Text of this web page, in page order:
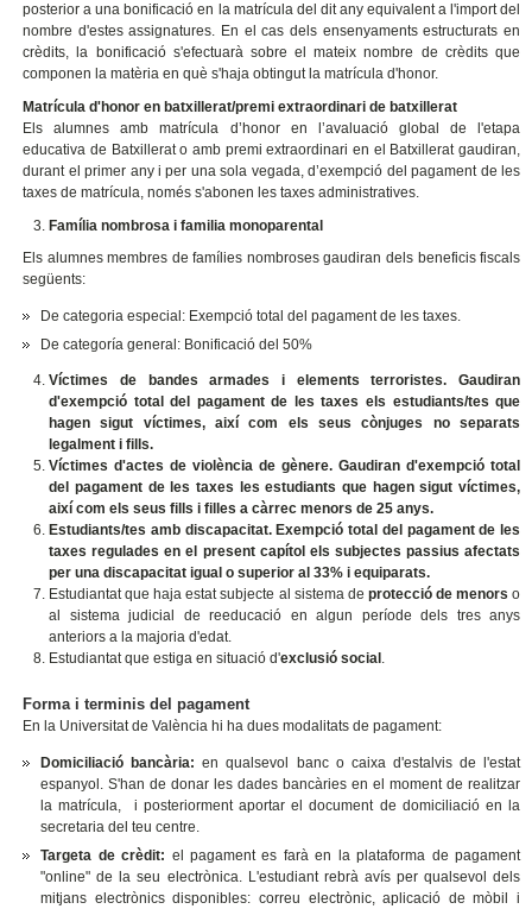
posterior a una bonificació en la matrícula del dit any equivalent a l'import del
nombre d'estes assignatures. En el cas dels ensenyaments estructurats en
crèdits, la bonificació s'efectuarà sobre el mateix nombre de crèdits que
componen la matèria en què s'haja obtingut la matrícula d'honor.
Matrícula d'honor en batxillerat/premi extraordinari de batxillerat
Els alumnes amb matrícula d’honor en l’avaluació global de l'etapa
educativa de Batxillerat o amb premi extraordinari en el Batxillerat gaudiran,
durant el primer any i per una sola vegada, d’exempció del pagament de les
taxes de matrícula, només s'abonen les taxes administratives.
Família nombrosa i familia monoparental
Els alumnes membres de famílies nombroses gaudiran dels beneficis fiscals
següents:
De categoria especial: Exempció total del pagament de les taxes.
De categoría general: Bonificació del 50%
Víctimes de bandes armades i elements terroristes.Gaudiran
d'exempció total del pagament de les taxes els estudiants/tes que
hagen sigut víctimes, així com els seus cònjuges no separats
legalment i fills.
Víctimes d'actes de violència de gènere.Gaudiran d'exempció total
del pagament de les taxes les estudiants que hagen sigut víctimes,
així com els seus fills i filles a càrrec menors de 25 anys.
Estudiants/tes amb discapacitat. Exempció total del pagament de les
taxes regulades en el present capítol els subjectes passius afectats
per una discapacitat igual o superior al 33% i equiparats.
Estudiantat que haja estat subjecte al sistema de protecció de menors o
al sistema judicial de reeducació en algun període dels tres anys
anteriors a la majoria d'edat.
Estudiantat que estiga en situació d'exclusió social .
Forma i terminis del pagament
En la Universitat de València hi ha dues modalitats de pagament:
Domiciliació bancària: en qualsevol banc o caixa d'estalvis de l'estat
espanyol. S'han de donar les dades bancàries en el moment de realitzar
la matrícula, i posteriorment aportar el document de domiciliació en la
secretaria del teu centre.
Targeta de crèdit: el pagament es farà en la plataforma de pagament
"online" de la seu electrònica. L'estudiant rebrà avís per qualsevol dels
mitjans electrònics disponibles: correu electrònic, aplicació de mòbil i